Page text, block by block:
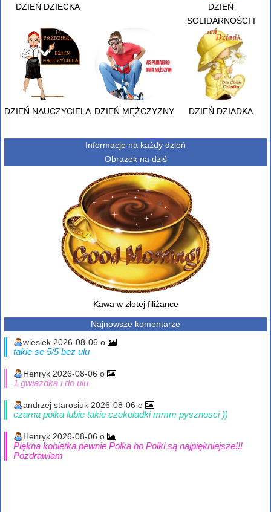
DZIEŃ DZIECKA
DZIEŃ
SOLIDARNOŚCI I
WOLNOŚCI
DZIEŃ NAUCZYCIELA DZIEŃ MĘŻCZYZNY DZIEŃ DZIADKA
Informacje na każdy dzień
Obrazek na dziś
Kawa w złotej filiżance
Najnowsze komentarze
wiesiek 2026-08-06 o
takie se 5/5 bez ulu
Henryk 2026-08-06 o
1 gwiazdka i do ulu
andrzej starosiuk 2026-08-06 o
czarna polka lubie takie czekoladki mmm pysznosci ))
Henryk 2026-08-06 o
Piękna kobietka pewnie Polka bo Polki są najpiękniejsze!!!
Pozdrawiam